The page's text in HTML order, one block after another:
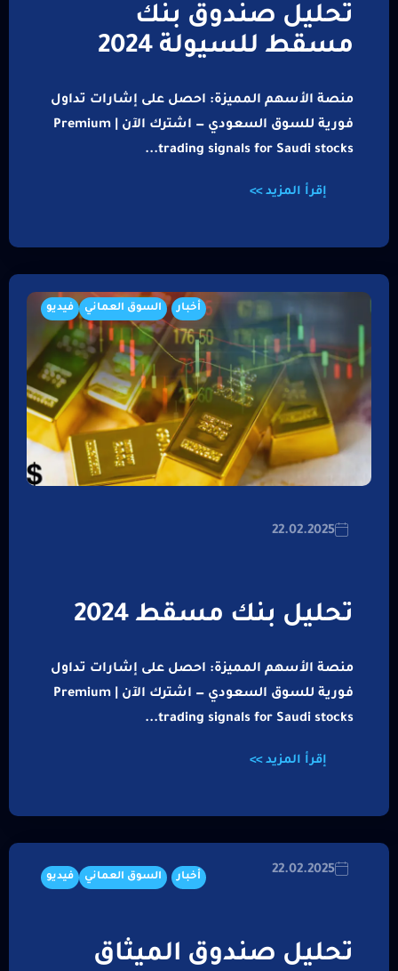
تحليل صندوق بنك
مسقط للسيولة 2024
منصة الأسهم المميزة: احصل على إشارات تداول
فورية للسوق السعودي — اشترك الآن | Premium
trading signals for Saudi stocks...
إقرأ المزيد >>
أخبار السوق العماني فيديو
22.02.2025
تحليل بنك مسقط 2024
منصة الأسهم المميزة: احصل على إشارات تداول
فورية للسوق السعودي — اشترك الآن | Premium
trading signals for Saudi stocks...
إقرأ المزيد >>
أخبار السوق العماني فيديو 22.02.2025
تحليل صندوق الميثاق